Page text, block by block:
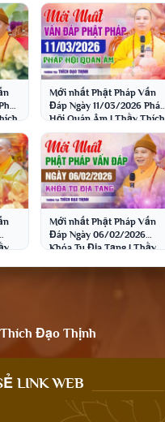
Mới nhất Phật Pháp Vấn
Đáp Ngày 11/03/2026 Pháp
Hội Quán Âm | Thầy Thích
Đạo Thịnh
Mới nhất Phật Pháp Vấn
Đáp Ngày 06/02/2026
Khóa Tu Địa Tạng | Thầy
Đạo Thịnh
LINK WEB